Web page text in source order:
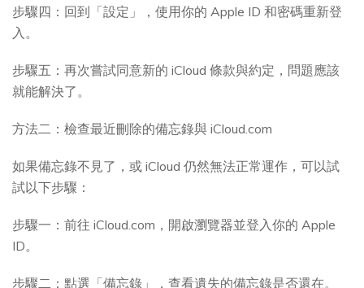
步驟四：回到「設定」，使用你的 Apple ID 和密碼重新登
入。
步驟五：再次嘗試同意新的 iCloud 條款與約定，問題應該
就能解決了。
方法二：檢查最近刪除的備忘錄與 iCloud.com
如果備忘錄不見了，或 iCloud 仍然無法正常運作，可以試
試以下步驟：
步驟一：前往 iCloud.com，開啟瀏覽器並登入你的 Apple
ID。
步驟二：點選「備忘錄」，查看遺失的備忘錄是否還在。